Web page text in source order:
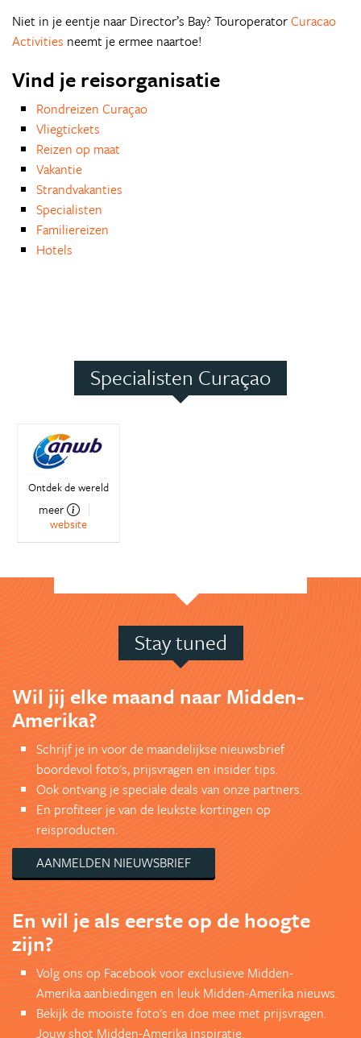
Niet in je eentje naar Director’s Bay? TouroperatorCuracao
Activities neemt je ermee naartoe!
Vind je reisorganisatie
Rondreizen Curaçao
Vliegtickets
Reizen op maat
Vakantie
Strandvakanties
Specialisten
Familiereizen
Hotels
Specialisten Curaçao
Ontdek de wereld
meer
website
Stay tuned
Wil jij elke maand naar Midden-
Amerika?
Schrijf je in voor de maandelijkse nieuwsbrief
boordevol foto's, prijsvragen en insider tips.
Ook ontvang je speciale deals van onze partners.
En profiteer je van de leukste kortingen op
reisproducten.
AANMELDEN NIEUWSBRIEF
En wil je als eerste op de hoogte
zijn?
Volg ons op Facebook voor exclusieve Midden-
Amerika aanbiedingen en leuk Midden-Amerika nieuws.
Bekijk de mooiste foto's en doe mee met prijsvragen.
Jouw shot Midden-Amerika inspiratie.